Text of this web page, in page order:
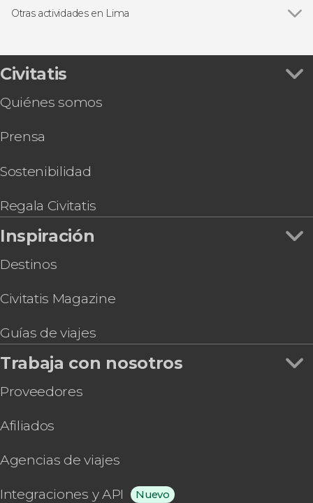
Convento de Santo Domingo
Free tours en Lima
Excursiones de varios días desde Lima
Tour en bicicleta en Lima
Senderismo / Trekking
Otras actividades en Lima
Excursión de 2 días a Paracas y Huacachina
Tour por Miraflores y Huaca Pucllana
Tour por Lima + Visita al Museo de Oro del Perú
Tour de los fantasmas del cementerio
Tour por Pachacamac + Exhibición de caballos
Tour por las iglesias de Lima
Convento de Santo Domingo + Casa del Oidor o
Museo Larco
Civitatis
Quiénes somos
Prensa
Sostenibilidad
Regala Civitatis
Inspiración
Destinos
Civitatis Magazine
Guías de viajes
Trabaja con nosotros
Proveedores
Afiliados
Agencias de viajes
Integraciones y API Nuevo